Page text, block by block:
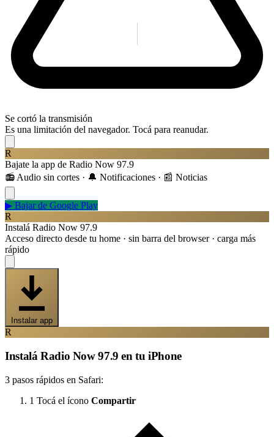
Se cortó la transmisión
Es una limitación del navegador. Tocá para reanudar.
R
Bajate la app de Radio Now 97.9
📻 Audio sin cortes · 🔔 Notificaciones · 📰 Noticias
▶ Bajar de Google Play
R
Instalá Radio Now 97.9
Acceso directo desde tu home · sin barra del browser · carga más
rápido
Instalar app
R
Instalá Radio Now 97.9 en tu iPhone
3 pasos rápidos en Safari:
1 Tocá el ícono Compartir